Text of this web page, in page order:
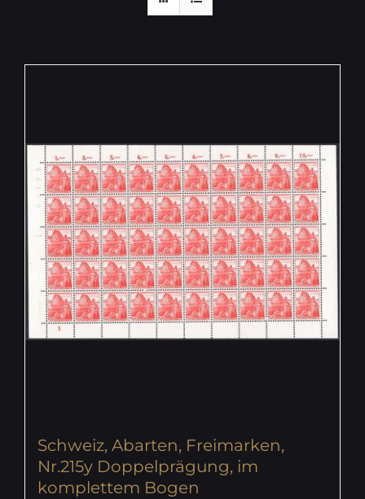
Schweiz, Abarten, Freimarken,
Nr.215y Doppelprägung, im
komplettem Bogen